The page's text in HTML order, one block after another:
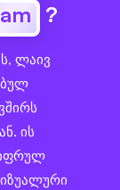
?
ლაივ
ის